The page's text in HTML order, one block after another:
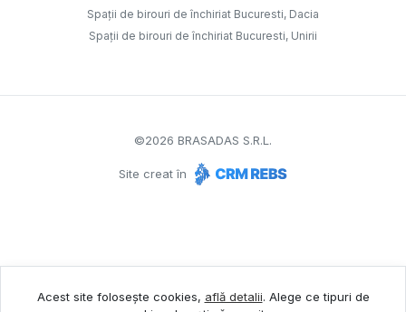
Spații de birouri de închiriat Bucuresti, Dacia
Spații de birouri de închiriat Bucuresti, Unirii
©2026 BRASADAS S.R.L.
Site creat în
Acest site folosește cookies, află detalii. Alege ce tipuri de